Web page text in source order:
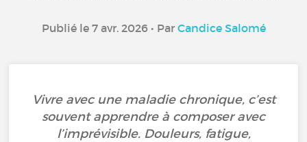
Publié le 7 avr. 2026 • Par Candice Salomé
Vivre avec une maladie chronique, c’est
souvent apprendre à composer avec
l’imprévisible. Douleurs, fatigue,